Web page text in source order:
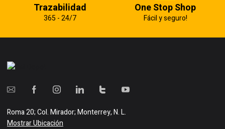
Trazabilidad
365 - 24/7
One Stop Shop
Fácil y seguro!
Roma 20; Col. Mirador; Monterrey, N. L.
Mostrar Ubicación